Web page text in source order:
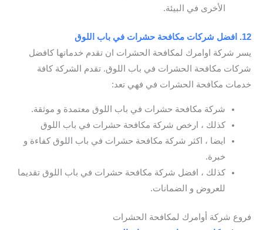
الأخرى في البيئة.
12. افضل شركات مكافحة حشرات في باب اللوق
يسر شركة اوامرك لمكافحة الحشرات ان تقدم خدماتها كافضل
شركات مكافحة الحشرات في باب اللوق. تقدم الشركة كافة
خدمات مكافحة الحشرات في فهي تعد:
شركة مكافحة حشرات في باب اللوق معتمدة و موثقة.
كذلك ، ارخص شركة مكافحة حشرات في باب اللوق
ايضا ، اكثر شركة مكافحة حشرات في باب اللوق كفاءة و
خبرة.
كذلك ، افضل شركة مكافحة حشرات في باب اللوق تقديما
للعروض و الضمانات.
فروع شركة أوامرك لمكافحة الحشرات